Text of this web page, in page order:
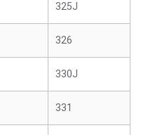
325J
326
330J
331